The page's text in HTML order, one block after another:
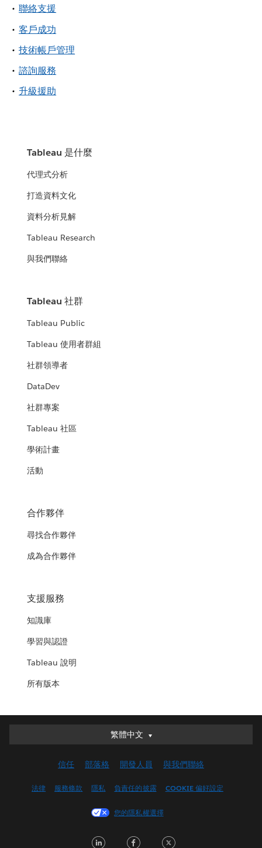
聯絡支援
客戶成功
技術帳戶管理
諮詢服務
升級援助
Tableau 是什麼
代理式分析
打造資料文化
資料分析見解
Tableau Research
與我們聯絡
Tableau 社群
Tableau Public
Tableau 使用者群組
社群領導者
DataDev
社群專案
Tableau 社區
學術計畫
活動
合作夥伴
尋找合作夥伴
成為合作夥伴
支援服務
知識庫
學習與認證
Tableau 說明
所有版本
繁體中文
繁體中文
English (UK)
Français (Canada)
信任 部落格 開發人員 與我們聯絡
法律 服務條款 隱私 負責任的披露 COOKIE 偏好設定
您的隱私權選擇
LinkedInFacebook